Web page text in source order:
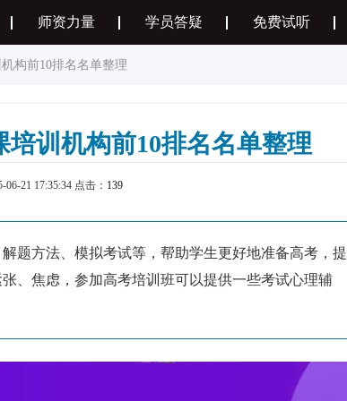
师资力量 学员答疑 免费试听
构前10排名名单整理
训机构前10排名名单整理
06-21 17:35:34 点击： 139
题方法、模拟考试等，帮助学生更好地准备高考，提
、焦虑，参加高考培训班可以提供一些考试心理辅